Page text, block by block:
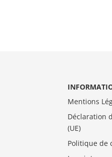
Mentions
Déclaration
(UE)
Politique de